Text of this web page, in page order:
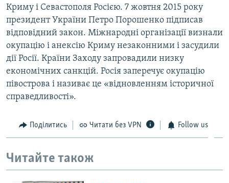
Криму і Севастополя Росією. 7 жовтня 2015 року
президент України Петро Порошенко підписав
відповідний закон. Міжнародні організації визнали
окупацію і анексію Криму незаконними і засудили
дії Росії. Країни Заходу запровадили низку
економічних санкцій. Росія заперечує окупацію
півострова і називає це «відновленням історичної
справедливості».
Поділитись Читати без VPN Follow us
Читайте також